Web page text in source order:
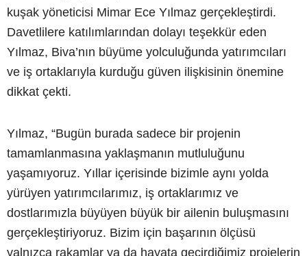
kuşak yöneticisi Mimar Ece Yılmaz gerçekleştirdi.
Davetlilere katılımlarından dolayı teşekkür eden
Yılmaz, Biva’nın büyüme yolculuğunda yatırımcıları
ve iş ortaklarıyla kurduğu güven ilişkisinin önemine
dikkat çekti.
Yılmaz, “Bugün burada sadece bir projenin
tamamlanmasına yaklaşmanın mutluluğunu
yaşamıyoruz. Yıllar içerisinde bizimle aynı yolda
yürüyen yatırımcılarımız, iş ortaklarımız ve
dostlarımızla büyüyen büyük bir ailenin buluşmasını
gerçekleştiriyoruz. Bizim için başarının ölçüsü
yalnızca rakamlar ya da hayata geçirdiğimiz projelerin